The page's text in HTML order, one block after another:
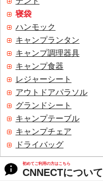
寝袋
ハンモック
キャンプランタン
キャンプ調理器具
キャンプ食器
レジャーシート
アウトドアパラソル
グランドシート
キャンプテーブル
キャンプチェア
ドライバッグ
初めてご利用の方はこちら
CNNECTについて